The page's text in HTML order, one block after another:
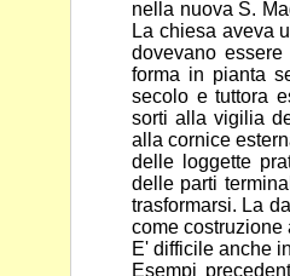
nella nuova S.
La chiesa aveva
dovevano
forma in pianta
secolo e tuttora
sorti alla vigilia
alla cornice
delle loggette
delle parti
trasformarsi. La
come costruzione
E' difficile anche
Esempi